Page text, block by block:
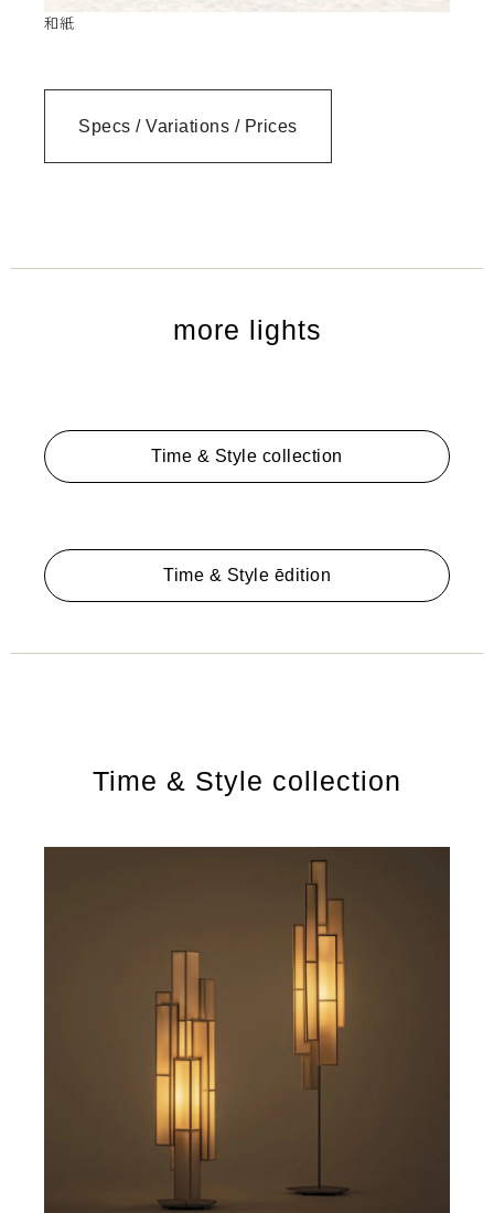
和紙
Specs / Variations / Prices
more lights
Time & Style collection
Time & Style ēdition
Time & Style collection